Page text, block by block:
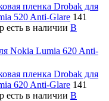
пленка Drobak для
520 Anti-Glare 141
есть в наличии В
Nokia Lumia 620 Anti-
пленка Drobak для
620 Anti-Glare 141
есть в наличии В